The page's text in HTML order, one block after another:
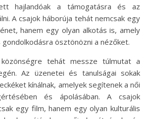
hajlandóak a támogatásra és az
A csajok háborúja tehát nemcsak egy
hanem egy olyan alkotás is, amely
ösztönözni a nézőket.
tehát messze túlmutat a
Az üzenetei és tanulságai sokak
kínálnak, amelyek segítenek a női
és ápolásában. A csajok
egy film, hanem egy olyan kulturális